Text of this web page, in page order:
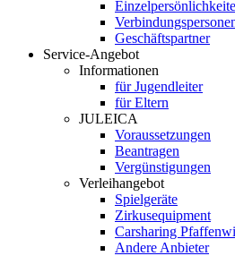
Geschäftspartner
Service-Angebot
Informationen
für Jugendleiter
für Eltern
JULEICA
Voraussetzungen
Beantragen
Vergünstigungen
Verleihangebot
Spielgeräte
Zirkusequipment
Carsharing
Andere Anbieter